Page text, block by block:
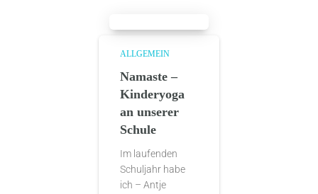
ALLGEMEIN
Namaste –
Kinderyoga
an unserer
Schule
Im laufenden
Schuljahr habe
ich – Antje